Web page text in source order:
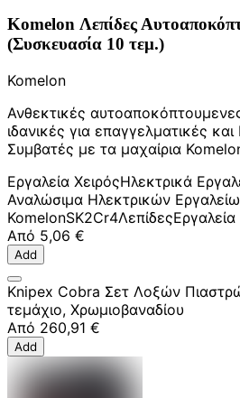
Komelon Λεπίδες
(Συσκευασία 10 τεμ.)
Komelon
Ανθεκτικές
ιδανικές για επαγγελματικές
Συμβατές με τα μαχαίρια
Εργαλεία ΧειρόςΗλεκτρικά
Αναλώσιμα Ηλεκτρικών
KomelonSK2Cr4Λεπίδες
Από 5,06 €
Add
Knipex Cobra Σετ Λοξών
τεμάχιο, Χρωμιοβαναδίου
Από 260,91 €
Add